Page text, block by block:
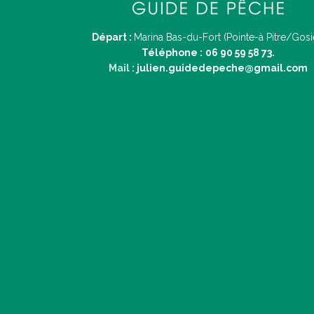
Départ : Marina Bas-du-Fort (Pointe-à Pitre/
Téléphone : 06 90 59 58 73.
Mail : julien.guidedepeche@gmail.com